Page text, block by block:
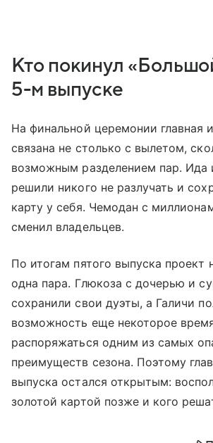
Кто покинул
5-м выпуске
На финальной церемонии главная
связана не столько с вылетом,
возможным разделением пар. Ида
решили никого не разлучать и
карту у себя. Чемодан с
сменил владельцев.
По итогам пятого выпуска проект
одна пара. Глюкоза с дочерью и
сохранили свои дуэты, а Галичи
возможность еще некоторое
распоряжаться одним из самых
преимуществ сезона. Поэтому
выпуска остался открытым:
золотой картой позже и кого